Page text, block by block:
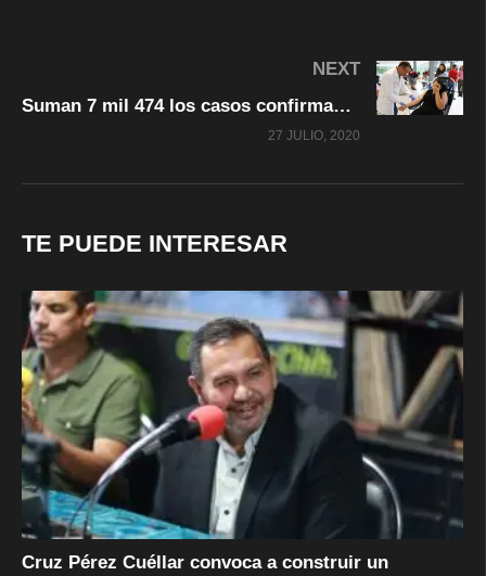
NEXT
Suman 7 mil 474 los casos confirmados de COVID-19 en Chihuahua
27 JULIO, 2020
TE PUEDE INTERESAR
Cruz Pérez Cuéllar convoca a construir un